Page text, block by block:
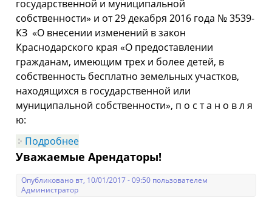
государственной и муниципальной
собственности» и от 29 декабря 2016 года № 3539-
КЗ «О внесении изменений в закон
Краснодарского края «О предоставлении
гражданам, имеющим трех и более детей, в
собственность бесплатно земельных участков,
находящихся в государственной или
муниципальной собственности», п о с т а н о в л я
ю:
Подробнее
граждан имеющим трех и более детей,
имеющих право приобрести в
участки, находящиеся в
Уважаемые Арендаторы!
Опубликовано вт, 10/01/2017 - 09:50 пользователем
Администратор